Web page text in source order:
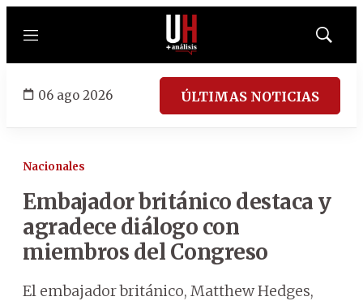
Menú
Mostrar
06 ago 2026 ÚLTIMAS NOTICIAS
Nacionales
Embajador británico destaca y
agradece diálogo con
miembros del Congreso
El embajador británico, Matthew Hedges,